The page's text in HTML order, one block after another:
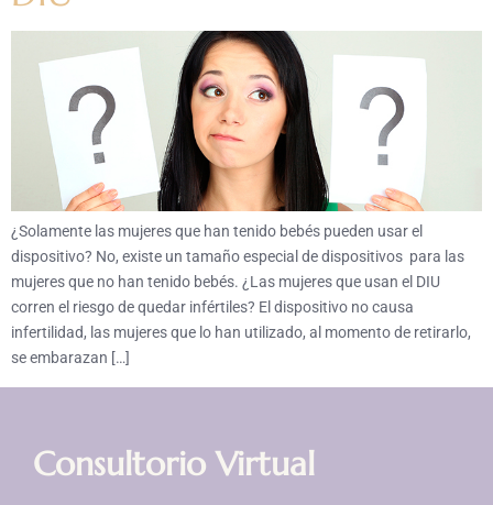
¿Solamente las mujeres que han tenido bebés pueden usar el
dispositivo? No, existe un tamaño especial de dispositivos para las
mujeres que no han tenido bebés. ¿Las mujeres que usan el DIU
corren el riesgo de quedar infértiles? El dispositivo no causa
infertilidad, las mujeres que lo han utilizado, al momento de retirarlo,
se embarazan […]
Consultorio Virtual